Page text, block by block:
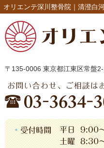
オリエンテ深川整骨院｜清澄白
〒135-0006 東京都江東区常盤